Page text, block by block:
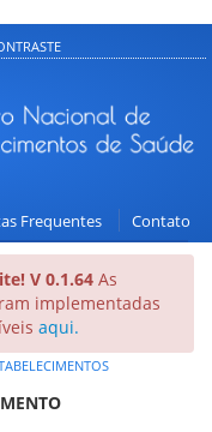
Frequentes Contato
V 0.1.64As
implementadas
aqui.